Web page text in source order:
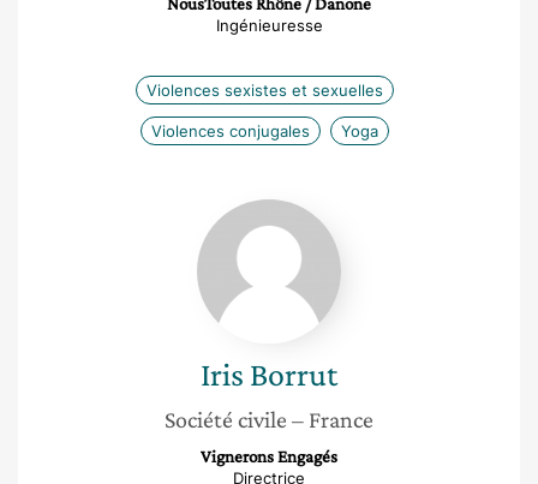
Ingénieuresse
Violences sexistes et sexuelles
Violences conjugales Yoga
Iris
Borrut
Iris Borrut
Société civile – France
Vignerons Engagés
Directrice